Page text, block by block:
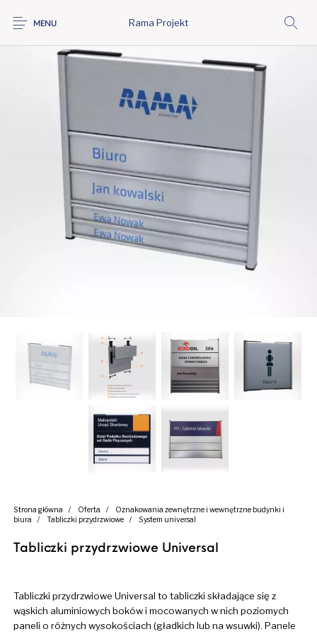
MENU Rama Projekt
Strona główna / Oferta /
Oznakowania zewnętrzne i wewnętrzne budynki i
biura
/ Tabliczki przydrzwiowe / System universal
Tabliczki przydrzwiowe Universal
Tabliczki przydrzwiowe Universal to tabliczki składające się z
wąskich aluminiowych boków i mocowanych w nich poziomych
paneli o różnych wysokościach (gładkich lub na wsuwki). Panele